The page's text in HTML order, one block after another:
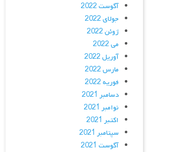
آگوست 2022
جولای 2022
ژوئن 2022
می 2022
آوریل 2022
مارس 2022
فوریه 2022
دسامبر 2021
نوامبر 2021
اکتبر 2021
سپتامبر 2021
آگوست 2021